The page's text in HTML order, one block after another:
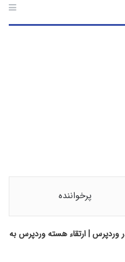
پرخواننده
وردپرس | ارتقاء هسته وردپرس به